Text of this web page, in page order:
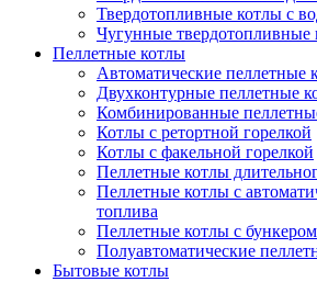
Твердотопливные котлы с
Чугунные твердотопливные
Пеллетные котлы
Автоматические пеллетные
Двухконтурные пеллетные
Комбинированные
Котлы с ретортной горелкой
Котлы с факельной горелкой
Пеллетные котлы
Пеллетные котлы с
топлива
Пеллетные котлы с бункером
Полуавтоматические
Бытовые котлы